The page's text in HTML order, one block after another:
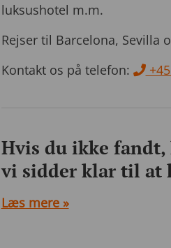
luksushotel m.m.
Rejser til Barcelona, Sevilla
Kontakt os på telefon:
+45
Hvis du ikke fandt,
vi sidder klar til at
Læs mere »